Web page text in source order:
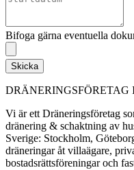
Bifoga gärna eventuella
Skicka
DRÄNERINGSFÖRETAG
Vi är ett Dräneringsföretag
dränering & schaktning av
Sverige: Stockholm,
dräneringar åt villaägare,
bostadsrättsföreningar och